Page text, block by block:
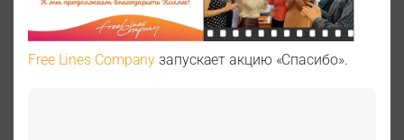
Free Lines Company запускает акцию «Спасибо».